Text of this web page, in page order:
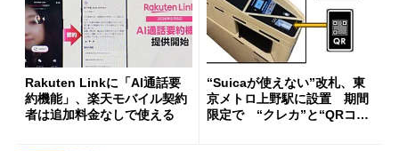
Rakuten Linkに「AI通話要
約機能」、楽天モバイル契約
者は追加料金なしで使える
“Suicaが使えない”改札、東
京メトロ上野駅に設置 期間
限定で “クレカ”と“QRコー